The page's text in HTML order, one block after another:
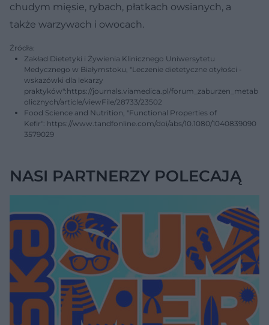
chudym mięsie, rybach, płatkach owsianych, a
także warzywach i owocach.
Źródła:
Zakład Dietetyki i Żywienia Klinicznego Uniwersytetu
Medycznego w Białymstoku, "Leczenie dietetyczne otyłości -
wskazówki dla lekarzy
praktyków":https://journals.viamedica.pl/forum_zaburzen_metab
olicznych/article/viewFile/28733/23502
Food Science and Nutrition, "Functional Properties of
Kefir": https://www.tandfonline.com/doi/abs/10.1080/1040839090
3579029
NASI PARTNERZY POLECAJĄ